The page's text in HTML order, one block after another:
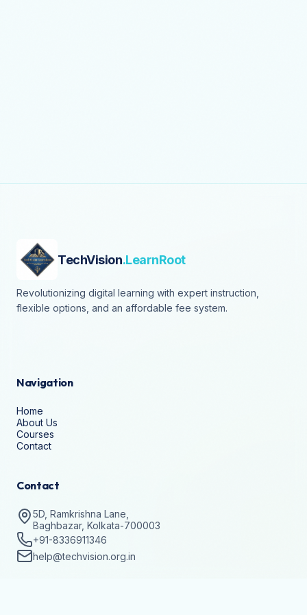
TechVision.LearnRoot
Revolutionizing digital learning with expert instruction,
flexible options, and an affordable fee system.
Navigation
Home
About Us
Courses
Contact
Contact
5D, Ramkrishna Lane,
Baghbazar, Kolkata-700003
+91-8336911346
help@techvision.org.in